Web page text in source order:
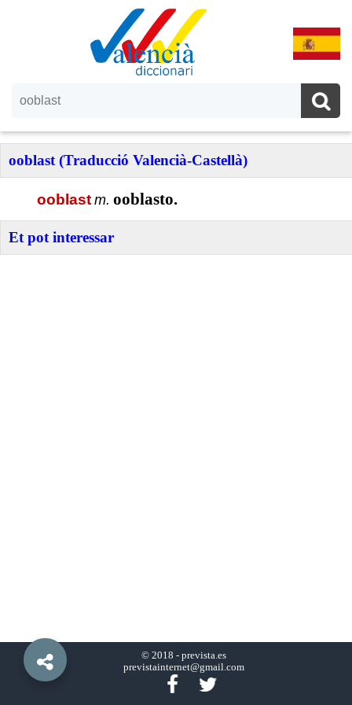
ooblast (Traducció Valencià-Castellà)
ooblast m. ooblasto.
Et pot interessar
© 2018 - prevista.es
previstainternet@gmail.com